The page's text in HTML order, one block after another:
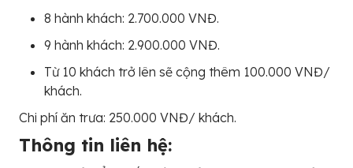
8 hành khách: 2.700.000 VNĐ.
9 hành khách: 2.900.000 VNĐ.
Từ 10 khách trở lên sẽ cộng thêm 100.000 VNĐ/
khách.
Chi phí ăn trưa: 250.000 VNĐ/ khách.
Thông tin liên hệ: